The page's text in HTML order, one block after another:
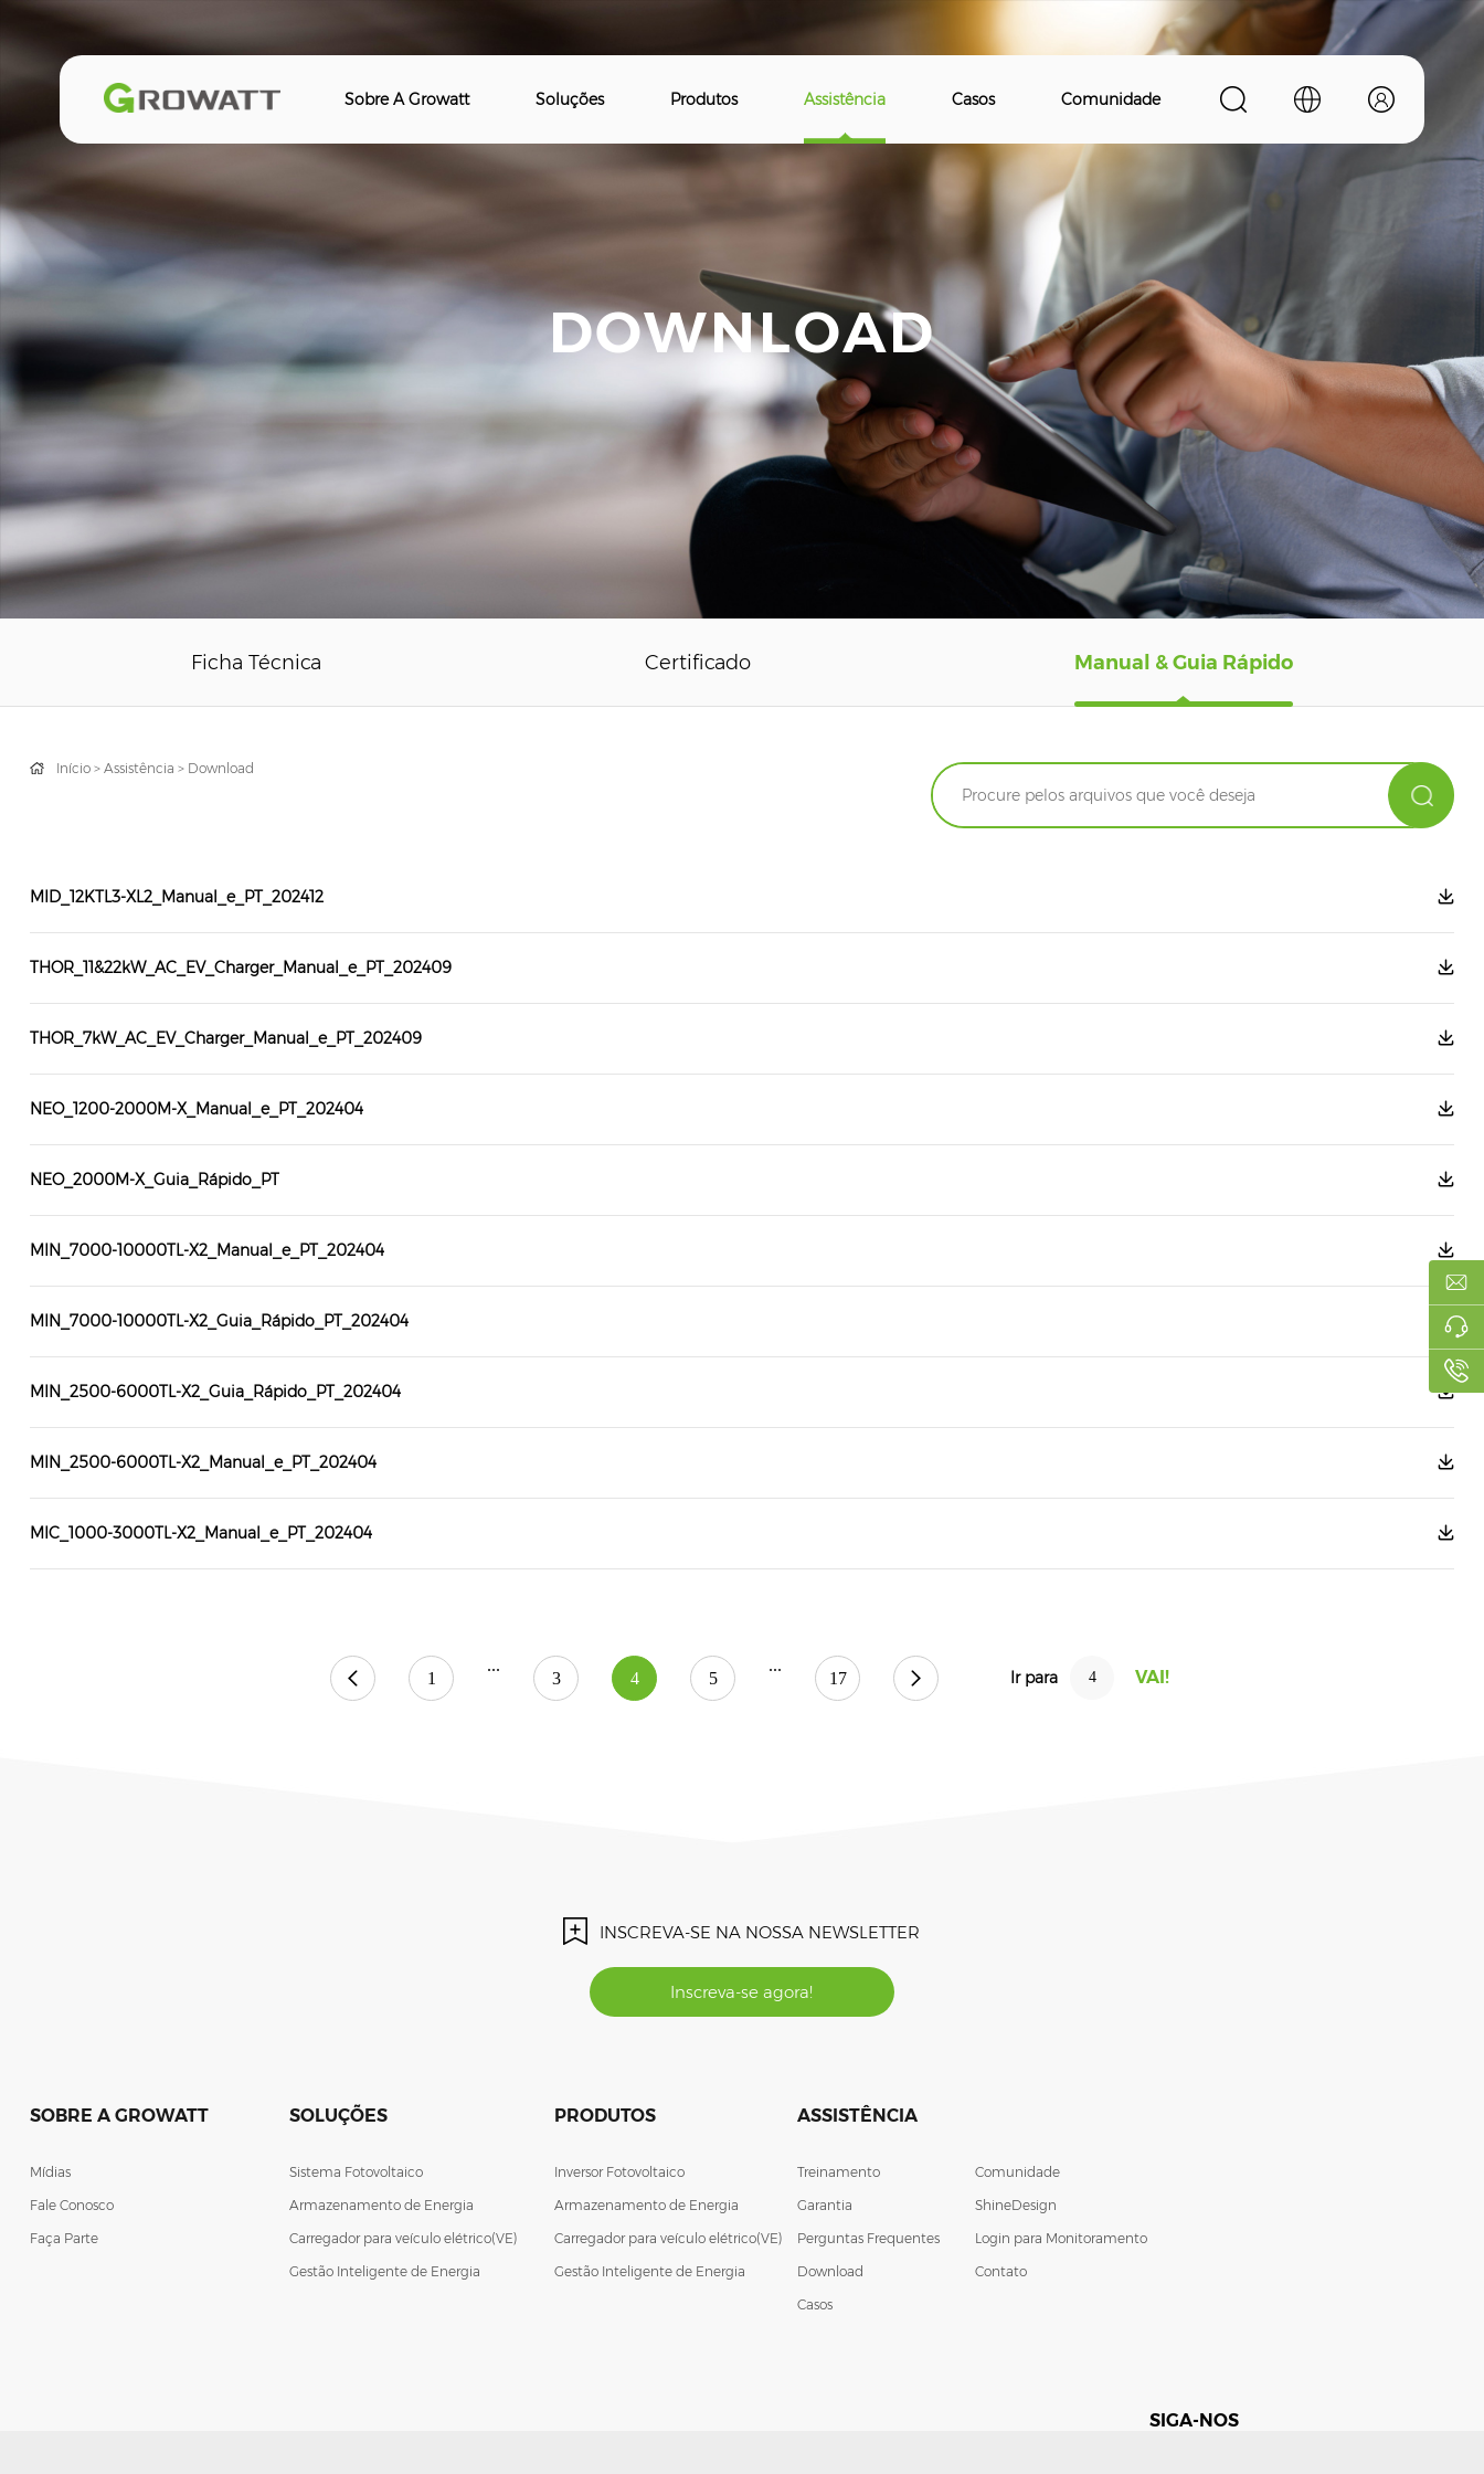
DOWNLOAD
Sobre A Growatt Soluções Produtos Assistência Casos Comunidade
Ficha Técnica Certificado Manual & Guia Rápido
Início> Assistência > Download
MID_12KTL3-XL2_Manual_e_PT_202412
THOR_11&22kW_AC_EV_Charger_Manual_e_PT_202409
THOR_7kW_AC_EV_Charger_Manual_e_PT_202409
NEO_1200-2000M-X_Manual_e_PT_202404
NEO_2000M-X_Guia_Rápido_PT
MIN_7000-10000TL-X2_Manual_e_PT_202404
MIN_7000-10000TL-X2_Guia_Rápido_PT_202404
MIN_2500-6000TL-X2_Guia_Rápido_PT_202404
MIN_2500-6000TL-X2_Manual_e_PT_202404
MIC_1000-3000TL-X2_Manual_e_PT_202404
1
...
3 4 5
...
17 Ir para
INSCREVA-SE NA NOSSA NEWSLETTER
Inscreva-se agora!
SOBRE A GROWATT
Mídias
Fale Conosco
Faça Parte
SOLUÇÕES
Sistema Fotovoltaico
Armazenamento de Energia
Carregador para veículo elétrico(VE)
Gestão Inteligente de Energia
PRODUTOS
Inversor Fotovoltaico
Armazenamento de Energia
Carregador para veículo elétrico(VE)
Gestão Inteligente de Energia
ASSISTÊNCIA
Treinamento
Garantia
Perguntas Frequentes
Download
Casos
Comunidade
ShineDesign
Login para Monitoramento
Contato
SIGA-NOS